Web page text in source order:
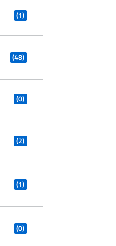
(1)
(48)
(0)
(2)
(1)
(0)